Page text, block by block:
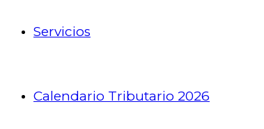
Servicios
Calendario Tributario 2026